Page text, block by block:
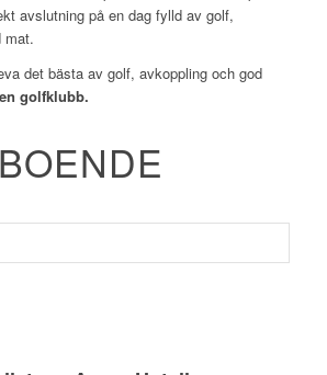
avslutning på en dag fylld av golf,
mat.
det bästa av golf, avkoppling och god
golfklubb.
BOENDE